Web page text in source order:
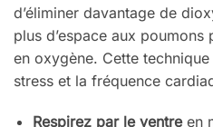
d’éliminer davantage de
plus d’espace aux
en oxygène. Cette
stress et la fréquence
Respirez par le ventreen